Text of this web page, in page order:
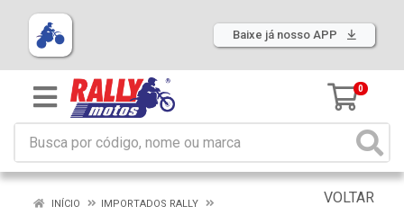
Baixe já nosso APP
0
VOLTAR
INÍCIO
IMPORTADOS RALLY